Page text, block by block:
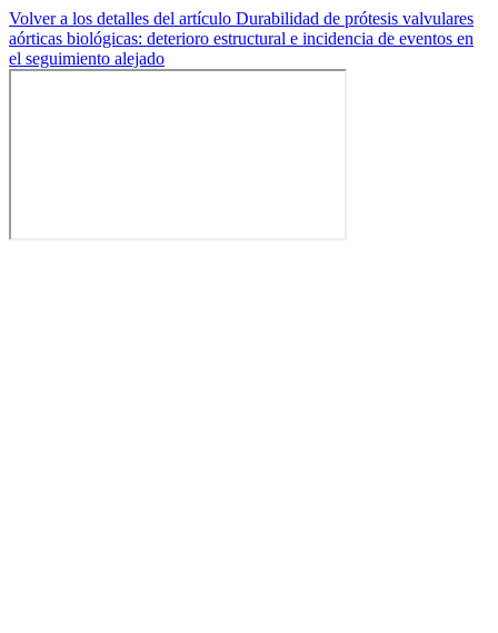
Volver a los detalles del artículo Durabilidad de prótesis valvulares
aórticas biológicas: deterioro estructural e incidencia de eventos en
el seguimiento alejado